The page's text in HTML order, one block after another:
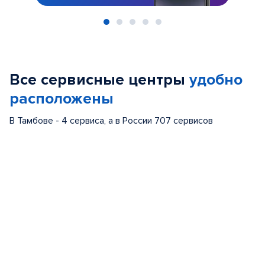
Все сервисные центры удобно
расположены
В Тамбове - 4 сервиса, а в России 707 сервисов